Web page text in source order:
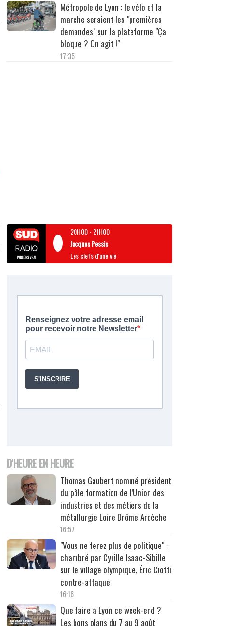
Métropole de Lyon : le vélo et la
marche seraient les "premières
demandes" sur la plateforme "Ça
bloque ? On agit !"
17:35
20H00- 21H00
Jacques Pessis
Les clefs d'une vie
D'HEURE EN HEURE
Thomas Gaubert nommé président
du pôle formation de l’Union des
industries et des métiers de la
métallurgie Loire Drôme Ardèche
16:57
"Vous ne ferez plus de politique" :
chambré par Cyrille Isaac-Sibille
sur le village olympique, Éric Ciotti
contre-attaque
16:16
Que faire à Lyon ce week-end ?
Les bons plans du 7 au 9 août